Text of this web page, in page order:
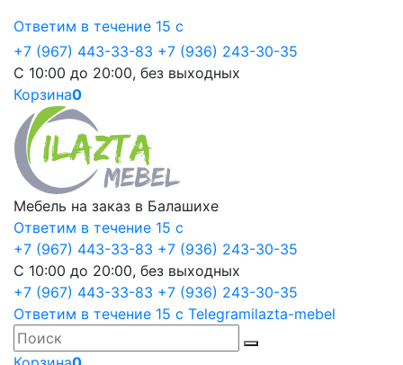
Ответим в течение 15 с
+7 (967) 443-33-83 +7 (936) 243-30-35
С 10:00 до 20:00, без выходных
Корзина0
Мебель на заказ в Балашихе
Ответим в течение 15 с
+7 (967) 443-33-83 +7 (936) 243-30-35
С 10:00 до 20:00, без выходных
+7 (967) 443-33-83 +7 (936) 243-30-35
Ответим в течение 15 с Telegramilazta-mebel